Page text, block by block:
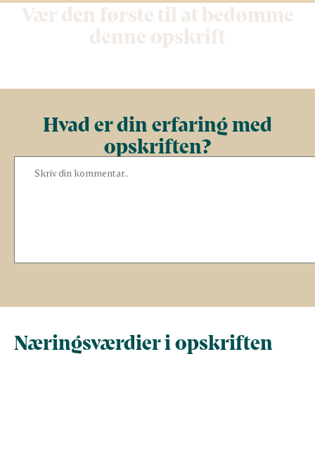
Vær den første til at bedømme
denne opskrift
Hvad er din erfaring med
opskriften?
Næringsværdier i opskriften